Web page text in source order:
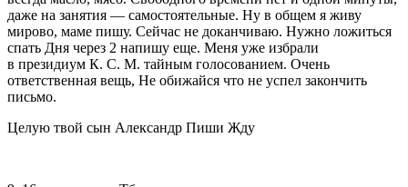
даже на занятия — самостоятельные. Ну в общем я живу
мирово, маме пишу. Сейчас не доканчиваю. Нужно ложиться
спать Дня через 2 напишу еще. Меня уже избрали
в президиум К. С. М. тайным голосованием. Очень
ответственная вещь, Не обижайся что не успел закончить
письмо.
Целую твой сын Александр Пиши Жду